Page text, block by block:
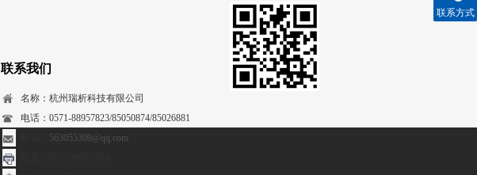
联系我们
名称：杭州瑞析科技有限公司
电话：0571-88957823/85050874/85026881
563055309@qq.com
联系方式